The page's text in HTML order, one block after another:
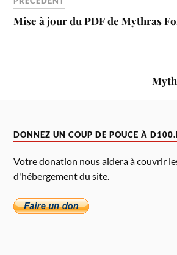
Mise à jour du PDF de Mythras
DONNEZ UN COUP DE POUCE À
Votre donation nous aidera à couvrir
d'hébergement du site.